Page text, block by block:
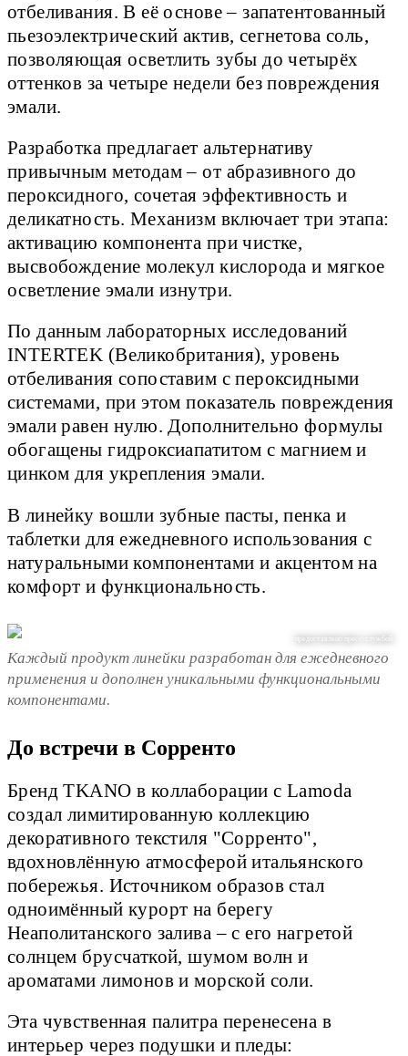
отбеливания. В её основе – запатентованный
пьезоэлектрический актив, сегнетова соль,
позволяющая осветлить зубы до четырёх
оттенков за четыре недели без повреждения
эмали.
Разработка предлагает альтернативу
привычным методам – от абразивного до
пероксидного, сочетая эффективность и
деликатность. Механизм включает три этапа:
активацию компонента при чистке,
высвобождение молекул кислорода и мягкое
осветление эмали изнутри.
По данным лабораторных исследований
INTERTEK (Великобритания), уровень
отбеливания сопоставим с пероксидными
системами, при этом показатель повреждения
эмали равен нулю. Дополнительно формулы
обогащены гидроксиапатитом с магнием и
цинком для укрепления эмали.
В линейку вошли зубные пасты, пенка и
таблетки для ежедневного использования с
натуральными компонентами и акцентом на
комфорт и функциональность.
предоставлено пресс-службой
Каждый продукт линейки разработан для ежедневного
применения и дополнен уникальными функциональными
компонентами.
До встречи в Сорренто
Бренд TKANO в коллаборации с Lamoda
создал лимитированную коллекцию
декоративного текстиля "Сорренто",
вдохновлённую атмосферой итальянского
побережья. Источником образов стал
одноимённый курорт на берегу
Неаполитанского залива – с его нагретой
солнцем брусчаткой, шумом волн и
ароматами лимонов и морской соли.
Эта чувственная палитра перенесена в
интерьер через подушки и пледы: